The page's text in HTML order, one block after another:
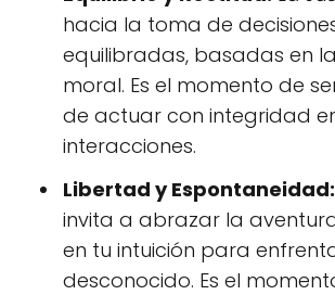
hacia la toma de
equilibradas, basadas en
moral. Es el momento de
de actuar con integridad
interacciones.
Libertad y Espontaneidad:
invita a abrazar la
en tu intuición para
desconocido. Es el